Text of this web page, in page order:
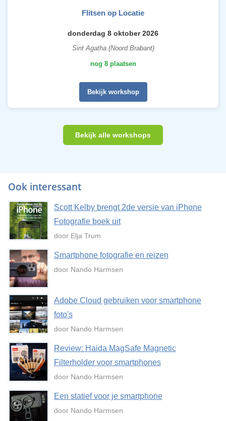
Flitsen op Locatie
donderdag 8 oktober 2026
Sint Agatha (Noord Brabant)
nog 8 plaatsen
Bekijk workshop
Bekijk alle workshops
Ook interessant
Scott Kelby brengt 2de versie van iPhone
Fotografie boek uit
door Elja Trum
Smartphone fotografie en reizen
door Nando Harmsen
Adobe Cloud gebruiken voor smartphone
foto's
door Nando Harmsen
Review: Haida MagSafe Magnetic
Filterholder voor smartphones
door Nando Harmsen
Een statief voor je smartphone
door Nando Harmsen